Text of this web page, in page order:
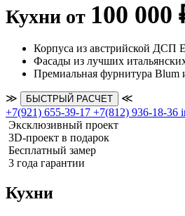
Кухни от 100 000
Корпуса из австрийской ДСП
Фасады из лучших
Премиальная фурнитура Blum
≫ БЫСТРЫЙ РАСЧЕТ
≪
+7(921) 655-39-17 +7(812) 936-18-36
Эксклюзивный проект
3D-проект в подарок
Бесплатный замер
3 года гарантии
Кухни